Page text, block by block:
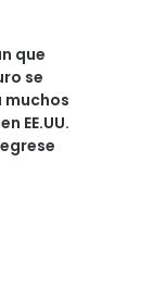
que
se
EE.UU.